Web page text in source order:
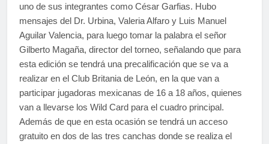
uno de sus integrantes como César Garfias. Hubo
mensajes del Dr. Urbina, Valeria Alfaro y Luis Manuel
Aguilar Valencia, para luego tomar la palabra el señor
Gilberto Magaña, director del torneo, señalando que para
esta edición se tendrá una precalificación que se va a
realizar en el Club Britania de León, en la que van a
participar jugadoras mexicanas de 16 a 18 años, quienes
van a llevarse los Wild Card para el cuadro principal.
Además de que en esta ocasión se tendrá un acceso
gratuito en dos de las tres canchas donde se realiza el